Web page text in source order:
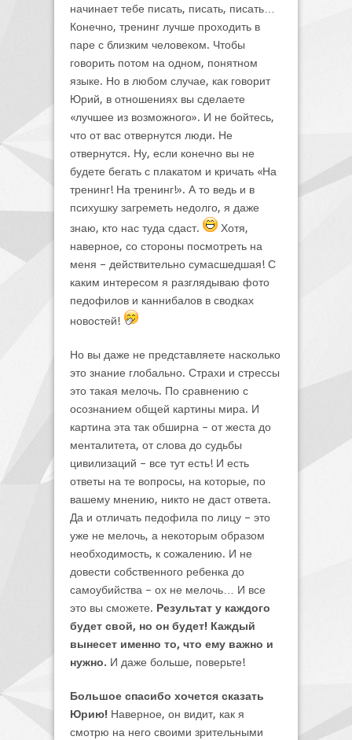
начинает тебе писать, писать, писать…
Конечно, тренинг лучше проходить в
паре с близким человеком. Чтобы
говорить потом на одном, понятном
языке. Но в любом случае, как говорит
Юрий, в отношениях вы сделаете
«лучшее из возможного». И не бойтесь,
что от вас отвернутся люди. Не
отвернутся. Ну, если конечно вы не
будете бегать с плакатом и кричать «На
тренинг! На тренинг!». А то ведь и в
психушку загреметь недолго, я даже
знаю, кто нас туда сдаст.
Хотя,
наверное, со стороны посмотреть на
меня – действительно сумасшедшая! С
каким интересом я разглядываю фото
педофилов и каннибалов в сводках
новостей!
Но вы даже не представляете насколько
это знание глобально. Страхи и стрессы
это такая мелочь. По сравнению с
осознанием общей картины мира. И
картина эта так обширна – от жеста до
менталитета, от слова до судьбы
цивилизаций – все тут есть! И есть
ответы на те вопросы, на которые, по
вашему мнению, никто не даст ответа.
Да и отличать педофила по лицу – это
уже не мелочь, а некоторым образом
необходимость, к сожалению. И не
довести собственного ребенка до
самоубийства – ох не мелочь… И все
это вы сможете. Результат у каждого
будет свой, но он будет! Каждый
вынесет именно то, что ему важно и
нужно. И даже больше, поверьте!
Большое спасибо хочется сказать
Юрию! Наверное, он видит, как я
смотрю на него своими зрительными